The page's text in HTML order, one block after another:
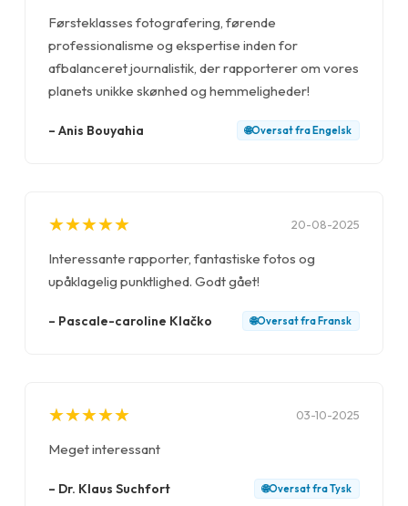
Førsteklasses fotografering, førende
professionalisme og ekspertise inden for
afbalanceret journalistik, der rapporterer om vores
planets unikke skønhed og hemmeligheder!
– Anis Bouyahia 🌐Oversat fra Engelsk
★
★★
★★
★★
★★
★ 20-08-2025
Interessante rapporter, fantastiske fotos og
upåklagelig punktlighed. Godt gået!
– Pascale-caroline Klačko 🌐Oversat fra Fransk
★
★★
★★
★★
★★
★ 03-10-2025
Meget interessant
– Dr. Klaus Suchfort 🌐Oversat fraTysk